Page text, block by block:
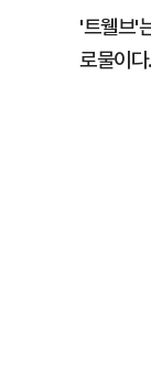
'트웰브'
로물이다.